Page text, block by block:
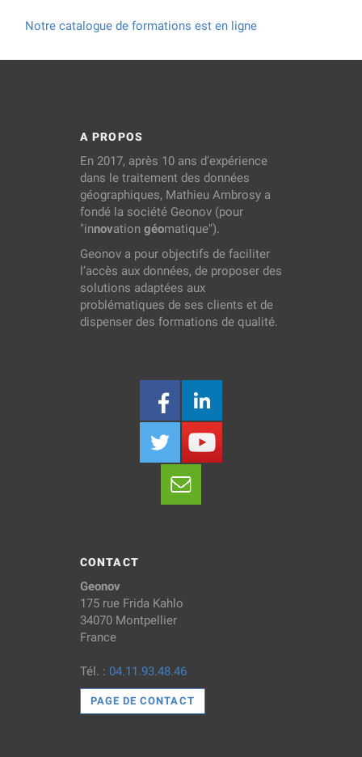
Notre catalogue de formations est en ligne
A PROPOS
En 2017, après 10 ans d’expérience
dans le traitement des données
géographiques, Mathieu Ambrosy a
fondé la société Geonov (pour
"innovation géomatique").
Geonov a pour objectifs de faciliter
l’accès aux données, de proposer des
solutions adaptées aux
problématiques de ses clients et de
dispenser des formations de qualité.
CONTACT
Geonov
175 rue Frida Kahlo
34070 Montpellier
France
Tél. : 04.11.93.48.46
PAGE DE CONTACT